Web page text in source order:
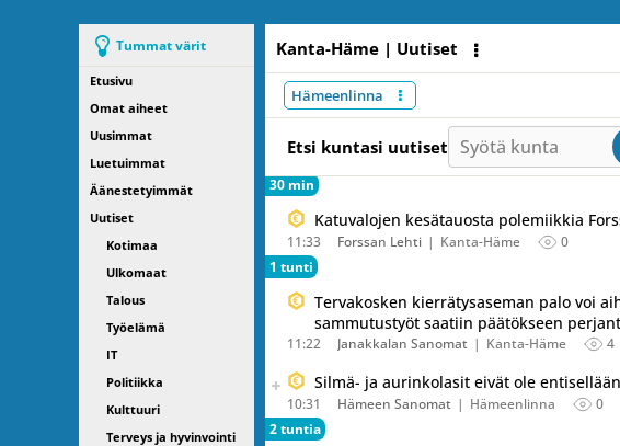
Tummat värit
Etusivu
Omat aiheet
Uusimmat
Luetuimmat
Äänestetyimmät
Uutiset
Kotimaa
Ulkomaat
Talous
Työelämä
IT
Politiikka
Kulttuuri
Terveys ja hyvinvointi
Kanta-Häme | Uutiset
Alakategoriat
Hämeenlinna
Etsi kuntasi uutiset Syötä kunta
30 min
Katuvalojen kesätauosta polemiikkia
11:33 Forssan Lehti Kanta-Häme
0
1 tunti
Tervakosken kierrätysaseman palo voi
sammutustyöt saatiin päätökseen
11:22 Janakkalan Sanomat Kanta-Häme 4
Seuraava uutinen on julkaistu useassa eri
Listaa uutisen kaikki versiot
Silmä- ja aurinkolasit eivät ole
10:31 Hämeen Sanomat Hämeenlinna
0
2 tuntia